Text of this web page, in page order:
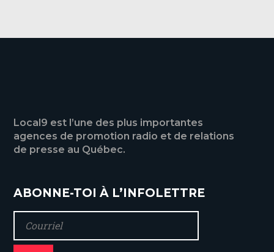
Local9 est l’une des plus importantes
agences de promotion radio et de relations
de presse au Québec.
ABONNE-TOI À L’INFOLETTRE